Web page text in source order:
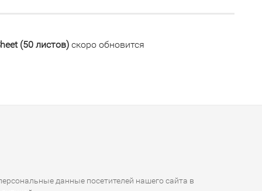
(50 листов) скоро обновится
данные посетителей нашего сайта в